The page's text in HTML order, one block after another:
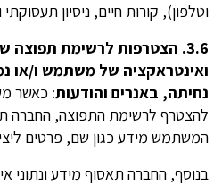
וטלפון), קורות חיים, ניסיון
3.6. הצטרפות לרשימת תפוצה
ואינטראקציה של משתמש ו/או
נחיתה, באנרים והודעות: כאשר
להצטרף לרשימת התפוצה, החברה
המשתמש מידע כגון שם, פרטים
בנוסף, החברה תאסוף מידע ונתוני